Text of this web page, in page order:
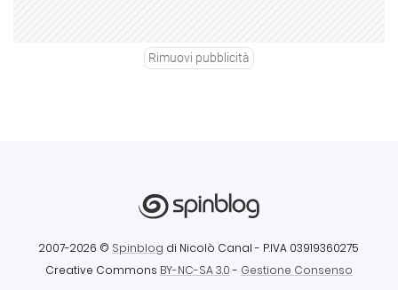
Rimuovi pubblicità
2007-2026 © Spinblog di Nicolò Canal - P.IVA 03919360275
Creative Commons BY-NC-SA 3.0- Gestione Consenso